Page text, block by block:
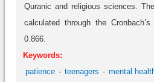
Quranic and religious sciences.
calculated through the
0.866.
Keywords:
patience
teenagers mental